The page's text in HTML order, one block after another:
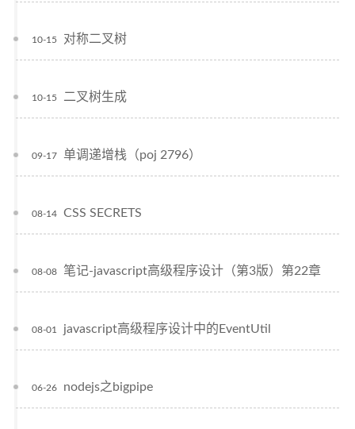
对称二叉树
10-15
二叉树生成
10-15
单调递增栈（poj 2796）
09-17
CSS SECRETS
08-14
笔记-javascript高级程序设计（第3版）第22章
08-08
javascript高级程序设计中的EventUtil
08-01
nodejs之bigpipe
06-26